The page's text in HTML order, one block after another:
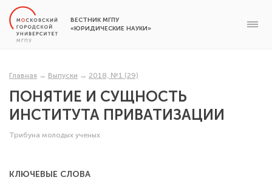
ВЕСТНИК МГПУ
«ЮРИДИЧЕСКИЕ НАУКИ»
Главная → Выпуски → 2018, №1 (29)
ПОНЯТИЕ И СУЩНОСТЬ
ИНСТИТУТА ПРИВАТИЗАЦИИ
Трибуна молодых ученых
КЛЮЧЕВЫЕ СЛОВА